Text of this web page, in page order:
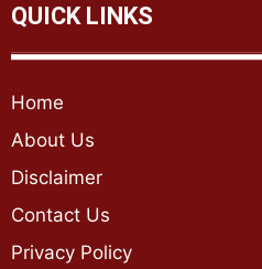
QUICK LINKS
Home
About Us
Disclaimer
Contact Us
Privacy Policy